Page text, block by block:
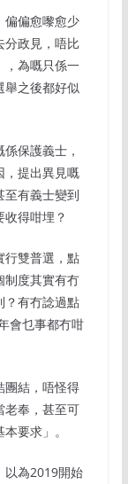
偏偏愈嚟愈少
分政見，唔比
，為嘅只係一
舉之後都好似
保護義士，
，提出異見嘅
至有義士變到
得咁埋？
行雙普選，點
制度其實有冇
？有冇諗過點
會乜事都冇咁
團結，唔怪得
老奉，甚至可
要求」。
以為2019開始